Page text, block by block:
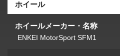
ホイール
ホイールメーカー・名称
ENKEI MotorSport SFM1